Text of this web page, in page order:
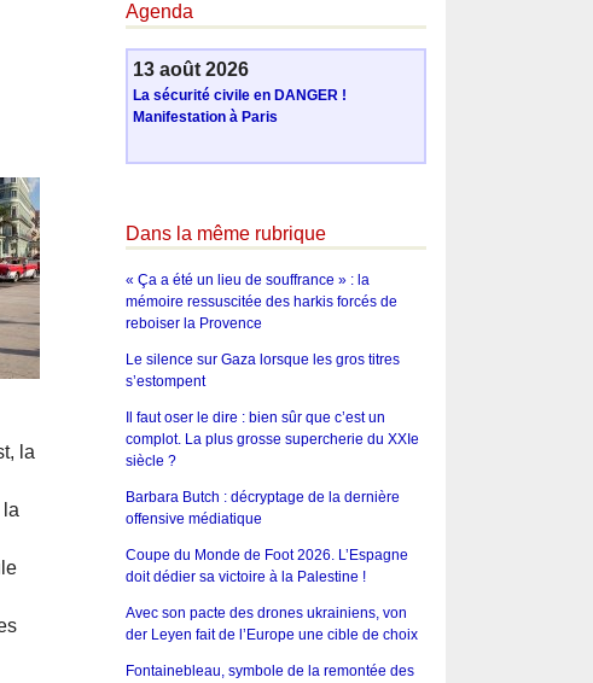
la
la
Agenda
13 août 2026
La sécurité civile en DANGER !
Manifestation à Paris
Dans la même rubrique
« Ça a été un lieu de souffrance » : la
mémoire ressuscitée des harkis forcés de
reboiser la Provence
Le silence sur Gaza lorsque les gros titres
s’estompent
Il faut oser le dire : bien sûr que c’est un
complot. La plus grosse supercherie du XXIe
siècle ?
Barbara Butch : décryptage de la dernière
offensive médiatique
Coupe du Monde de Foot 2026. L’Espagne
doit dédier sa victoire à la Palestine !
Avec son pacte des drones ukrainiens, von
der Leyen fait de l’Europe une cible de choix
Fontainebleau, symbole de la remontée des